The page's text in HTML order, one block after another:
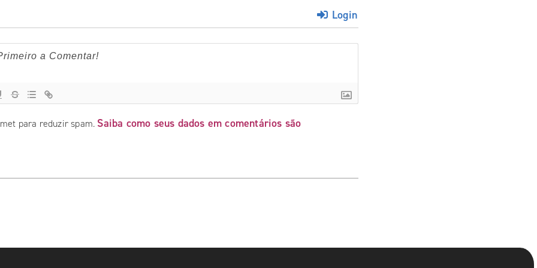
Login
para reduzir spam. Saiba como seus dados em comentários são